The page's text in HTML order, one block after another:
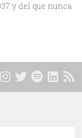
y del que nunca